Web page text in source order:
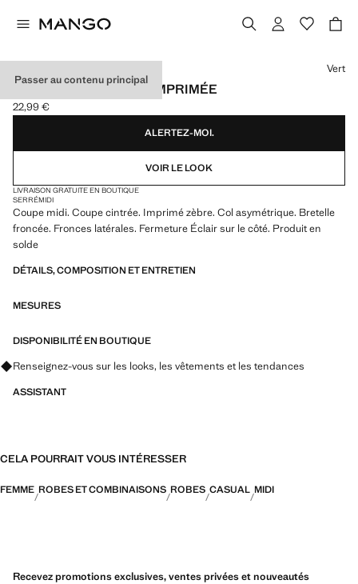
Passer au contenu principal
ROBE ASYMÉTRIQUE IMPRIMÉE
Prix actuel [22,99 € ]
22,99 €
Choisissez une couleur
Vert
ALERTEZ-MOI.
VOIR LE LOOK
LIVRAISON GRATUITE EN BOUTIQUE
SERRÉMIDI
Coupe midi. Coupe cintrée. Imprimé zèbre. Col asymétrique. Bretelle
froncée. Fronces latérales. Fermeture Éclair sur le côté. Produit en
solde
DÉTAILS, COMPOSITION ET ENTRETIEN
MESURES
DISPONIBILITÉ EN BOUTIQUE
Renseignez-vous sur les looks, les vêtements et les tendances
ASSISTANT
CELA POURRAIT VOUS INTÉRESSER
FEMME ROBES ET COMBINAISONS ROBES CASUAL MIDI
Recevez promotions exclusives, ventes privées et nouveautés